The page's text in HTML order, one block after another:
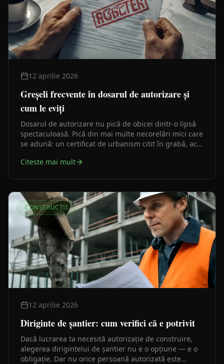
12 aprilie 2026
Greșeli frecvente în dosarul de autorizare și
cum le eviți
Dosarul de autorizare nu pică de obicei dintr-o lipsă
spectaculoasă. Pică din mai multe necorelări mici care
se adună: un certificat de urbanism citit în grabă, acte
care sar peste regimul urbanistic. Le-am văzut pe
Citeste mai mult
CONSTRUCȚII
12 aprilie 2026
Diriginte de șantier: cum verifici că e potrivit
Dacă lucrarea ta necesită autorizație de construire,
alegerea dirigintelui de șantier nu e o opțiune — e o
obligație. Dar nu orice persoană autorizată este